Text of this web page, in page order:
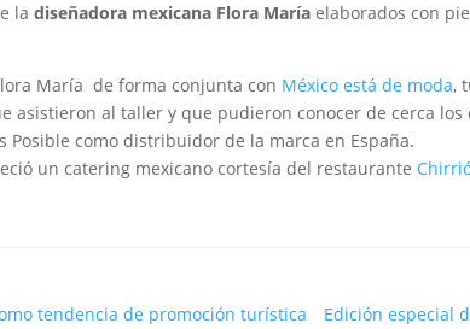
ladiseñadora mexicana Flora María elaborados con
María de forma conjunta con México está de moda,
asistieron al taller y que pudieron conocer de cerca
como distribuidor de la marca en España.
un catering mexicano cortesía del restaurante
tendencia de promoción turística
Edición especial